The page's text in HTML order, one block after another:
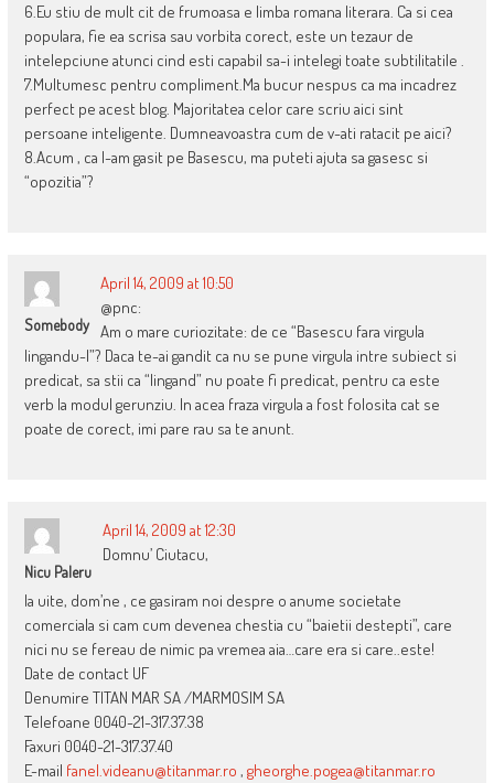
6.Eu stiu de mult cit de frumoasa e limba romana literara. Ca si cea
populara, fie ea scrisa sau vorbita corect, este un tezaur de
intelepciune atunci cind esti capabil sa-i intelegi toate subtilitatile .
7.Multumesc pentru compliment.Ma bucur nespus ca ma incadrez
perfect pe acest blog. Majoritatea celor care scriu aici sint
persoane inteligente. Dumneavoastra cum de v-ati ratacit pe aici?
8.Acum , ca l-am gasit pe Basescu, ma puteti ajuta sa gasesc si
“opozitia”?
Somebody
April 14, 2009 at 10:50
@pnc:
Am o mare curiozitate: de ce “Basescu fara virgula
lingandu-l”? Daca te-ai gandit ca nu se pune virgula intre subiect si
predicat, sa stii ca “lingand” nu poate fi predicat, pentru ca este
verb la modul gerunziu. In acea fraza virgula a fost folosita cat se
poate de corect, imi pare rau sa te anunt.
Nicu Paleru
April 14, 2009 at 12:30
Domnu’ Ciutacu,
Ia uite, dom’ne , ce gasiram noi despre o anume societate
comerciala si cam cum devenea chestia cu “baietii destepti”, care
nici nu se fereau de nimic pa vremea aia…care era si care..este!
Date de contact UF
Denumire TITAN MAR SA /MARMOSIM SA
Telefoane 0040-21-317.37.38
Faxuri 0040-21-317.37.40
E-mail fanel.videanu@titanmar.ro , gheorghe.pogea@titanmar.ro